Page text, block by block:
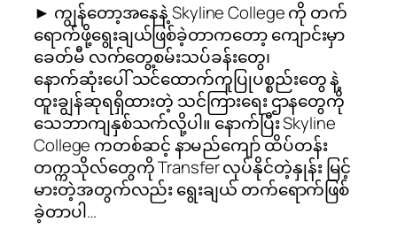
► ကျွန်တော့အနေနဲ့ Skyline College ကို တက်
ရောက်ဖို့ရွေးချယ်ဖြစ်ခဲ့တာကတော့ ကျောင်းမှာ
ခေတ်မီ လက်တွေ့စမ်းသပ်ခန်းတွေ၊
နောက်ဆုံးပေါ် သင်ထောက်ကူပြုပစ္စည်းတွေ နဲ့
ထူးချွန်ဆုရရှိထားတဲ့ သင်ကြားရေး ဌာနတွေကို
သေဘာကျနှစ်သက်လို့ပါ။ နောက်ပြီး Skyline
College ကတစ်ဆင့် နာမည်ကျော် ထိပ်တန်း
တက္ကသိုလ်တွေကို Transfer လုပ်နိုင်တဲ့နှုန်း မြင့်
မားတဲ့အတွက်လည်း ရွေးချယ် တက်ရောက်ဖြစ်
ခဲ့တာပါ…